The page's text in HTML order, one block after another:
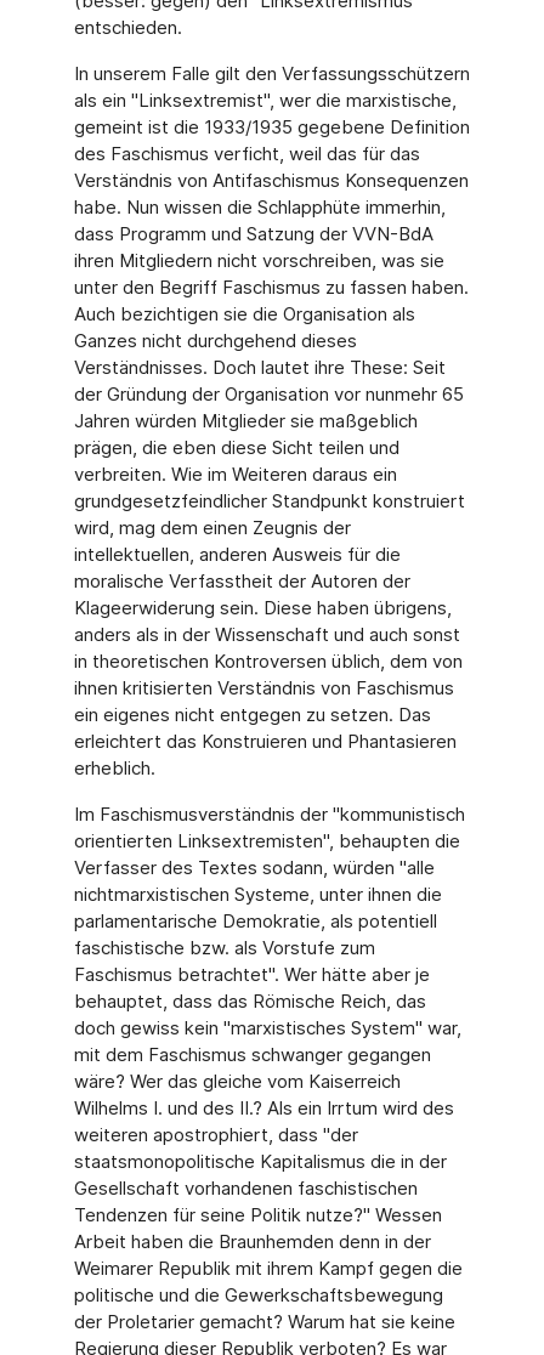
entschieden.
In unserem Falle gilt den Verfassungsschützern
als ein "Linksextremist", wer die marxistische,
gemeint ist die 1933/1935 gegebene Definition
des Faschismus verficht, weil das für das
Verständnis von Antifaschismus Konsequenzen
habe. Nun wissen die Schlapphüte immerhin,
dass Programm und Satzung der VVN-BdA
ihren Mitgliedern nicht vorschreiben, was sie
unter den Begriff Faschismus zu fassen haben.
Auch bezichtigen sie die Organisation als
Ganzes nicht durchgehend dieses
Verständnisses. Doch lautet ihre These: Seit
der Gründung der Organisation vor nunmehr 65
Jahren würden Mitglieder sie maßgeblich
prägen, die eben diese Sicht teilen und
verbreiten. Wie im Weiteren daraus ein
grundgesetzfeindlicher Standpunkt konstruiert
wird, mag dem einen Zeugnis der
intellektuellen, anderen Ausweis für die
moralische Verfasstheit der Autoren der
Klageerwiderung sein. Diese haben übrigens,
anders als in der Wissenschaft und auch sonst
in theoretischen Kontroversen üblich, dem von
ihnen kritisierten Verständnis von Faschismus
ein eigenes nicht entgegen zu setzen. Das
erleichtert das Konstruieren und Phantasieren
erheblich.
Im Faschismusverständnis der "kommunistisch
orientierten Linksextremisten", behaupten die
Verfasser des Textes sodann, würden "alle
nichtmarxistischen Systeme, unter ihnen die
parlamentarische Demokratie, als potentiell
faschistische bzw. als Vorstufe zum
Faschismus betrachtet". Wer hätte aber je
behauptet, dass das Römische Reich, das
doch gewiss kein "marxistisches System" war,
mit dem Faschismus schwanger gegangen
wäre? Wer das gleiche vom Kaiserreich
Wilhelms I. und des II.? Als ein Irrtum wird des
weiteren apostrophiert, dass "der
staatsmonopolitische Kapitalismus die in der
Gesellschaft vorhandenen faschistischen
Tendenzen für seine Politik nutze?" Wessen
Arbeit haben die Braunhemden denn in der
Weimarer Republik mit ihrem Kampf gegen die
politische und die Gewerkschaftsbewegung
der Proletarier gemacht? Warum hat sie keine
Regierung dieser Republik verboten? Es war